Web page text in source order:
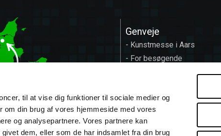
til at vise dig funktioner til sociale medier og
din brug af vores hjemmeside med vores
og analysepartnere. Vores partnere kan
dem, eller som de har indsamlet fra din brug
Genveje
- Kunstmesse i Aars
- For besøgende
- Om Tidens Kunst
- Find vej